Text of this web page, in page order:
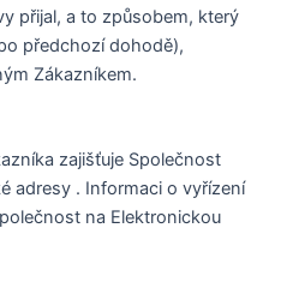
přijal, a to způsobem, který
předchozí dohodě),
Zákazníkem.
zajišťuje Společnost
adresy . Informaci o vyřízení
na Elektronickou